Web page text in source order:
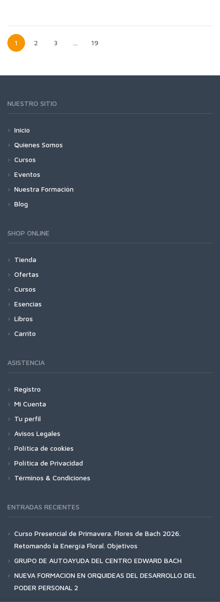
1 2 3 … 19
NUESTRO SITIO
Inicio
Quienes Somos
Cursos
Eventos
Nuestra Formación
Blog
SHOP ONLINE
Tienda
Ofertas
Cursos
Esencias
Libros
Carrito
ASISTENCIA
Registro
Mi Cuenta
Tu perfil
Avisos Legales
Política de cookies
Política de Privacidad
Términos & Condiciones
ENTRADAS RECIENTES
Curso Presencial de Primavera. Flores de Bach 2026.
Retomando la Energía Floral. Objetivos
GRUPO DE AUTOAYUDA DEL CENTRO EDWARD BACH
NUEVA FORMACION EN ORQUIDEAS DEL DESARROLLO DEL
PODER PERSONAL 2